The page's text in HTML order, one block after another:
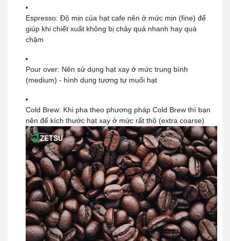
Espresso: Độ mịn của hạt cafe nên ở mức mịn (fine) để
giúp khi chiết xuất không bị chảy quá nhanh hay quá
chậm
Pour over: Nên sử dụng hạt xay ở mức trung bình
(medium) - hình dung tương tự muối hạt
Cold Brew: Khi pha theo phương pháp Cold Brew thì bạn
nên để kích thước hạt xay ở mức rất thô (extra coarse)